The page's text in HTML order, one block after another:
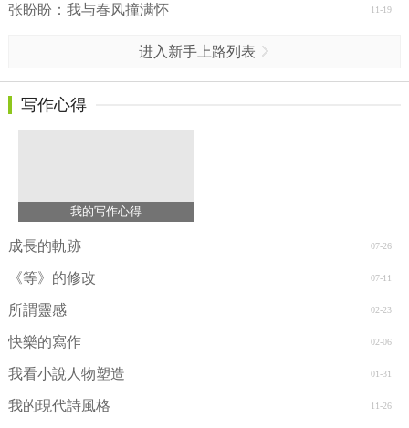
11-19
张盼盼：我与春风撞满怀
进入新手上路列表
写作心得
我的写作心得
07-26
成長的軌跡
07-11
《等》的修改
02-23
所謂靈感
02-06
快樂的寫作
01-31
我看小說人物塑造
11-26
我的現代詩風格